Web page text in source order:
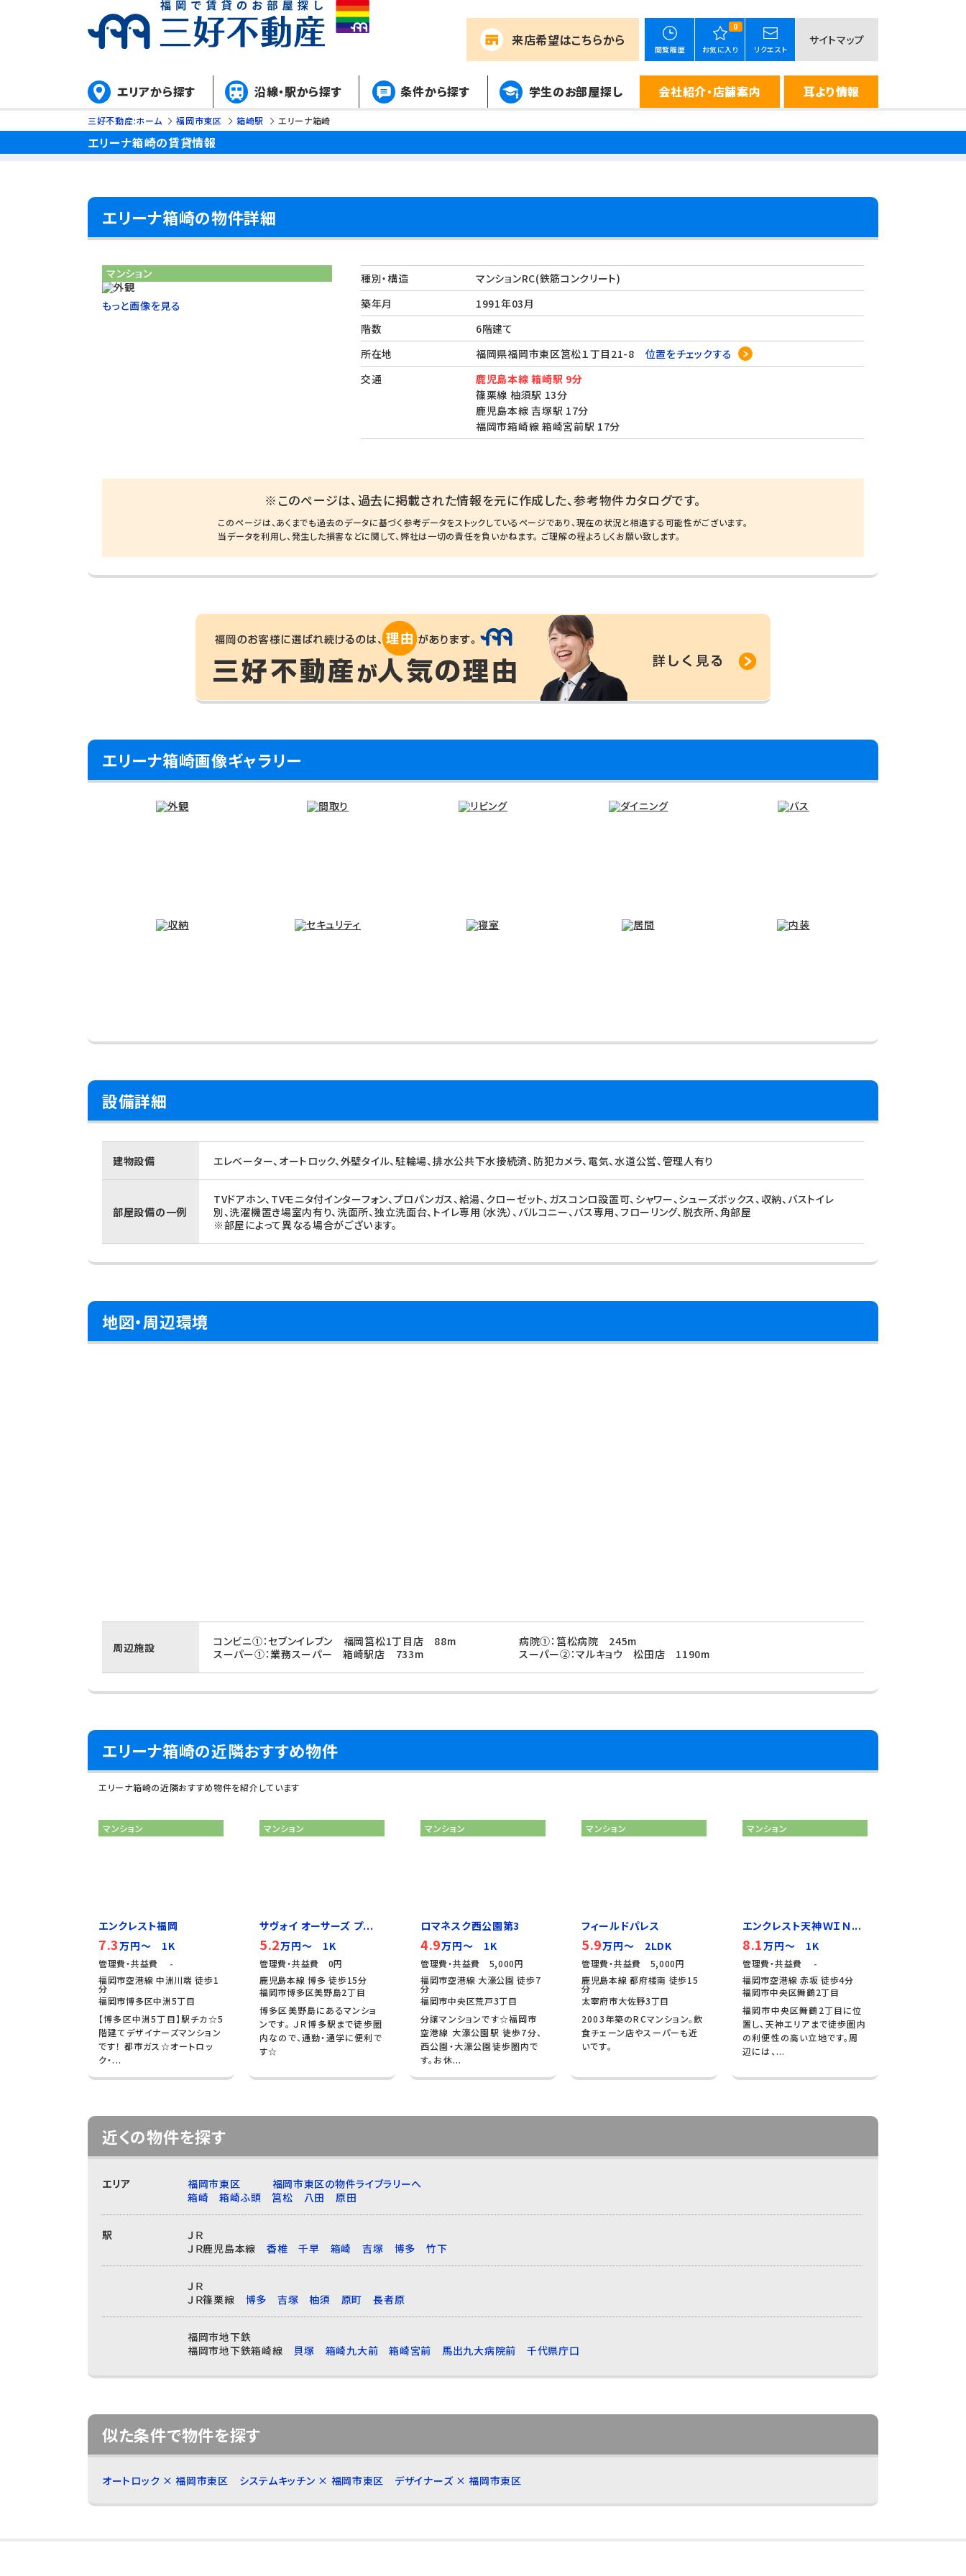
来店希望はこちらから
閲覧履歴
0
お気に入り リクエスト
サイトマップ
エリアから探す 沿線・駅から探す 条件から探す 学生のお部屋探し 会社紹介・店舗案内 耳より情報
三好不動産:ホーム 福岡市東区 箱崎駅 エリーナ箱崎
エリーナ箱崎の賃貸情報
エリーナ箱崎の物件詳細
マンション
もっと画像を見る
種別・構造
マンションRC(鉄筋コンクリート)
築年月
1991年03月
階数
6階建て
所在地
福岡県福岡市東区筥松１丁目21-8 位置をチェックする
交通
鹿児島本線 箱崎駅 9分
篠栗線 柚須駅 13分
鹿児島本線 吉塚駅 17分
福岡市箱崎線 箱崎宮前駅 17分
※このページは、過去に掲載された情報を元に作成した、参考物件カタログです。
このページは、あくまでも過去のデータに基づく参考データをストックしているページであり、現在の状況と相違する可能性がございます。
当データを利用し、発生した損害などに関して、弊社は一切の責任を負いかねます。 ご理解の程よろしくお願い致します。
エリーナ箱崎画像ギャラリー
設備詳細
建物設備 エレベーター、オートロック、外壁タイル、駐輪場、排水公共下水接続済、防犯カメラ、電気、水道公営、管理人有り
部屋設備の一例
TVドアホン、TVモニタ付インターフォン、プロパンガス、給湯、クローゼット、ガスコンロ設置可、シャワー、シューズボックス、収納、バストイレ
別、洗濯機置き場室内有り、洗面所、独立洗面台、トイレ専用（水洗）、バルコニー、バス専用、フローリング、脱衣所、角部屋
※部屋によって異なる場合がございます。
地図・周辺環境
周辺施設 コンビニ①：セブンイレブン 福岡筥松1丁目店 88m
病院①：筥松病院 245m
スーパー①：業務スーパー 箱崎駅店 733m
スーパー②：マルキョウ 松田店 1190m
エリーナ箱崎の近隣おすすめ物件
エリーナ箱崎の近隣おすすめ物件を紹介しています
マンション
エンクレスト福岡
7.3万円～ 1K
管理費・共益費 -
福岡市空港線 中洲川端 徒歩1
分
福岡市博多区中洲5丁目
【博多区中洲5丁目】駅チカ☆5
階建てデザイナーズマンション
です！ 都市ガス☆オートロッ
ク・...
マンション
サヴォイ オーサーズ プ...
5.2万円～ 1K
管理費・共益費 0円
鹿児島本線 博多 徒歩15分
福岡市博多区美野島2丁目
博多区美野島にあるマンショ
ンです。 ＪＲ博多駅まで徒歩圏
内なので、通勤・通学に便利で
す☆
マンション
ロマネスク西公園第3
4.9万円～ 1K
管理費・共益費 5,000円
福岡市空港線 大濠公園 徒歩7
分
福岡市中央区荒戸3丁目
分譲マンションです☆福岡市
空港線 大濠公園駅 徒歩7分、
西公園・大濠公園徒歩圏内で
す。お休...
マンション
フィールドパレス
5.9万円～ 2LDK
管理費・共益費 5,000円
鹿児島本線 都府楼南 徒歩15
分
太宰府市大佐野3丁目
2003年築のRCマンション。飲
食チェーン店やスーパーも近
いです。
マンション
エンクレスト天神ＷＩＮ...
8.1万円～ 1K
管理費・共益費 -
福岡市空港線 赤坂 徒歩4分
福岡市中央区舞鶴2丁目
福岡市中央区舞鶴2丁目に位
置し、天神エリアまで徒歩圏内
の利便性の高い立地です。周
辺には、...
近くの物件を探す
エリア 福岡市東区
福岡市東区の物件ライブラリーへ
箱崎
箱崎ふ頭 筥松 八田 原田
駅
ＪＲ
ＪＲ鹿児島本線
香椎 千早 箱崎 吉塚 博多 竹下
ＪＲ
ＪＲ篠栗線
博多 吉塚 柚須 原町 長者原
福岡市地下鉄
福岡市地下鉄箱崎線
貝塚 箱崎九大前 箱崎宮前 馬出九大病院前 千代県庁口
似た条件で物件を探す
オートロック × 福岡市東区 システムキッチン × 福岡市東区 デザイナーズ × 福岡市東区